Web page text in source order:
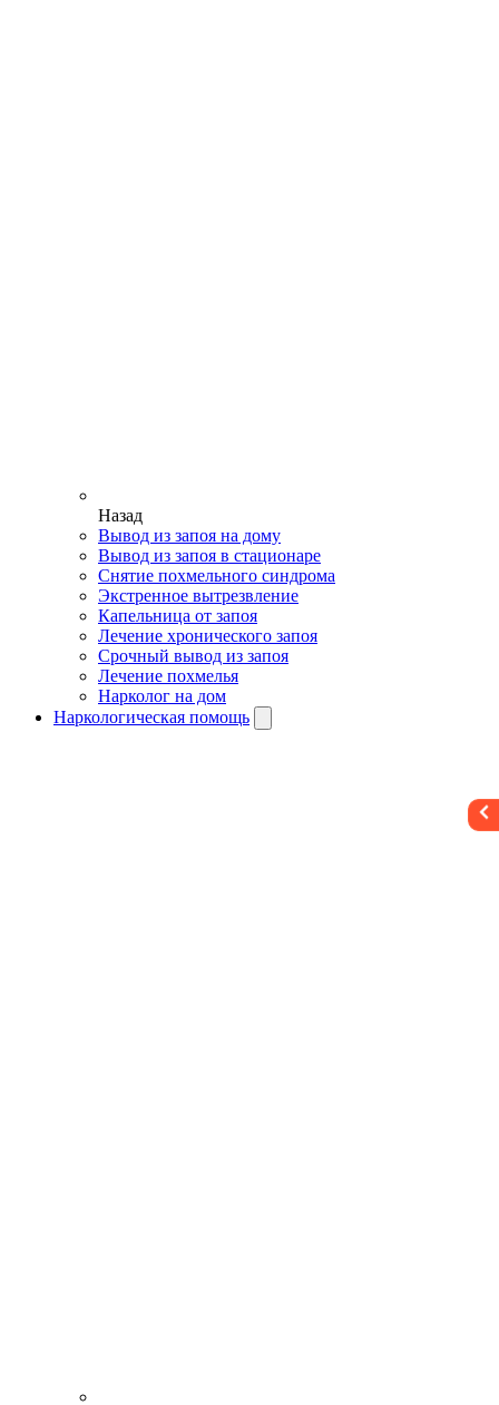
Назад
Вывод из запоя на дому
Вывод из запоя в стационаре
Снятие похмельного синдрома
Экстренное вытрезвление
Капельница от запоя
Лечение хронического запоя
Срочный вывод из запоя
Лечение похмелья
Нарколог на дом
Наркологическая помощь